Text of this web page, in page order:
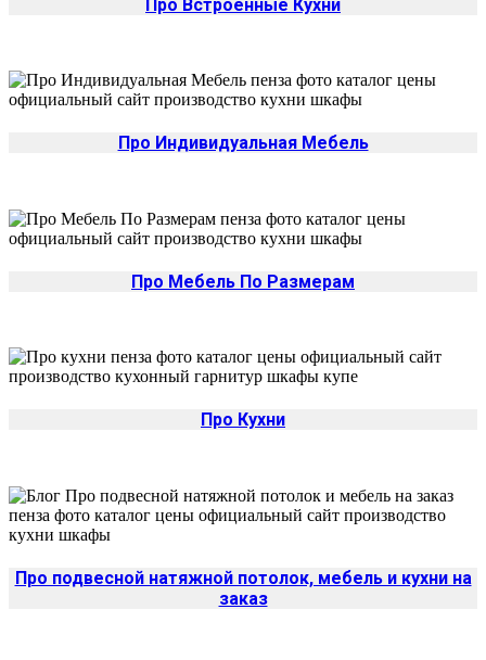
Про Встроенные Кухни
Про Индивидуальная Мебель
Про Мебель По Размерам
Про Кухни
Про подвесной натяжной потолок, мебель и кухни на
заказ